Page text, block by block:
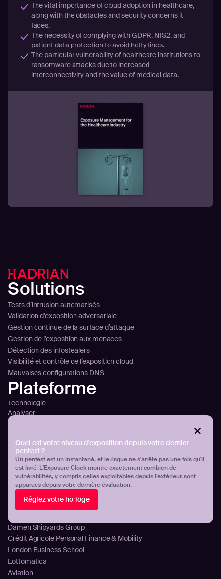
Quel est votre niveau d'exposition depuis votre dernier
pentest ?
Un pentest est un instantané, et le risque ne s'arrête pas une fois qu'il
est livré. L'Exposure Clock montre exactement combien de
vulnérabilités, y compris celles exploitables depuis l'extérieur, sont
apparues depuis votre dernière évaluation.
Réglez votre horloge
The vital importance of cloud adoption in healthcare,
along with the obstacles and security concerns it
faces.
The necessity of complying with GDPR, NIS2, and
patient data protection to avoid hefty fines.
The particular vulnerability of healthcare institutions to
ransomware attacks due to increased
interconnectivity and the value of medical data.
Solutions
Tests d’intrusion automatisés
Validation d'exposition adversariale
Gestion continue de la surface d’attaque
Gestion de l’exposition aux menaces
Détection des infostealers
Visibilité et contrôle de l’exposition cloud
Mauvaises configurations DNS
Plateforme
Technologie
Analyser
Planifier
Aperçu de la plateforme
Intégration
Tarification
Clients
Aroma360
Breeze Airways
ICT Group
Damen Shipyards Group
Crédit Agricole Personal Finance & Mobility
London Business School
Lottomatica
Aviation